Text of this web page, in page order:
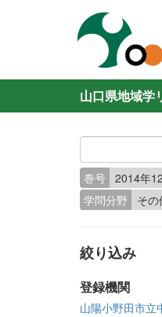
山口県地域学
巻号 2014年
学問分野
その
絞り込み
登録機関
山陽小野田市立